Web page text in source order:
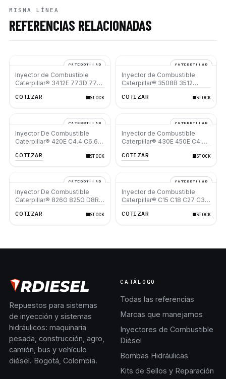
MISMA LÍNEA
REFERENCIAS RELACIONADAS
CATERPILLAR
Inyector de Combustible
Caterpillar® 3412E 773D 773E
D9N 631G 637G 988F
COTIZAR STOCK
CATERPILLAR
Inyector de Combustible
Caterpillar® 3508B 3512
992G
COTIZAR STOCK
CATERPILLAR
Inyector De Combustible
Caterpillar® 420E C4.4 C6.6
914G
COTIZAR STOCK
CATERPILLAR
Inyector de Combustible
Caterpillar® 430E 450E C4.4
M322D M315D
COTIZAR STOCK
CATERPILLAR
Inyector De Combustible
Caterpillar® 826G 825G D8R
COTIZAR STOCK
CATERPILLAR
Inyector de Combustible
Caterpillar® C15 C18 C27 C32
COTIZAR STOCK
Repuestos para sistemas
de inyección y sistemas
hidráulicos: maquinaria
pesada, construcción, agro,
camión, bus y vehículo
diésel. Bogotá, Colombia.
CATÁLOGO
Todas las referencias
Marcas que manejamos
Inyectores de Combustible
Diésel
Bombas Hidráulicas
Kits de Sellos y Reparación